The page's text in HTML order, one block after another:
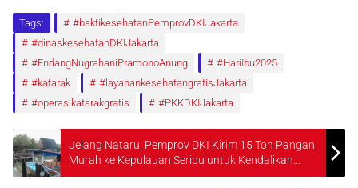
Tags:
#baktikesehatanPemprovDKIJakarta
#dinaskesehatanDKIJakarta
#EndangNugrahaniPramonoAnung
#HariIbu2025
#katarak
#layanankesehatangratisJakarta
#operasikatarakgratis
#PKKDKIJakarta
Jelang Nataru, Pemprov DKI Kirim 15 Ton Pangan
Murah ke Kepulauan Seribu untuk Kendalikan
Harga